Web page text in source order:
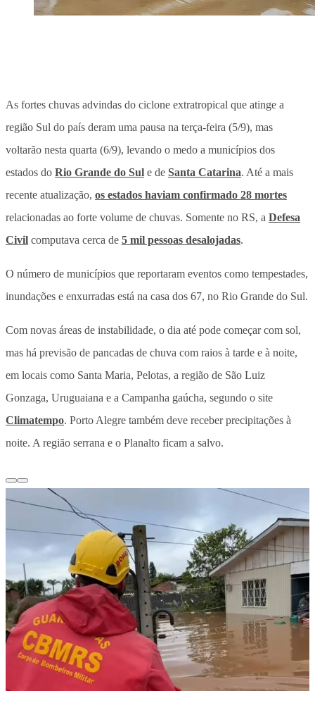
As fortes chuvas advindas do ciclone extratropical que atinge a
região Sul do país deram uma pausa na terça-feira (5/9), mas
voltarão nesta quarta (6/9), levando o medo a municípios dos
estados do Rio Grande do Sul e de Santa Catarina. Até a mais
recente atualização, os estados haviam confirmado 28 mortes
relacionadas ao forte volume de chuvas. Somente no RS, a Defesa
Civil computava cerca de 5 mil pessoas desalojadas.
O número de municípios que reportaram eventos como tempestades,
inundações e enxurradas está na casa dos 67, no Rio Grande do Sul.
Com novas áreas de instabilidade, o dia até pode começar com sol,
mas há previsão de pancadas de chuva com raios à tarde e à noite,
em locais como Santa Maria, Pelotas, a região de São Luiz
Gonzaga, Uruguaiana e a Campanha gaúcha, segundo o site
Climatempo. Porto Alegre também deve receber precipitações à
noite. A região serrana e o Planalto ficam a salvo.